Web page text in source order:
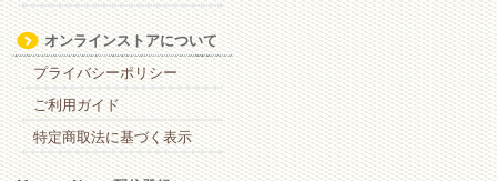
オンラインストアについて
プライバシーポリシー
ご利用ガイド
特定商取法に基づく表示